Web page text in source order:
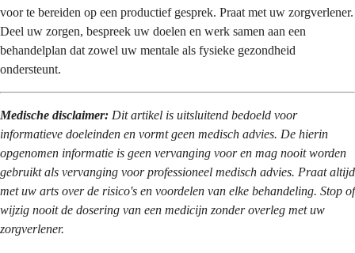
voor te bereiden op een productief gesprek. Praat met uw zorgverlener.
Deel uw zorgen, bespreek uw doelen en werk samen aan een
behandelplan dat zowel uw mentale als fysieke gezondheid
ondersteunt.
Medische disclaimer: Dit artikel is uitsluitend bedoeld voor
informatieve doeleinden en vormt geen medisch advies. De hierin
opgenomen informatie is geen vervanging voor en mag nooit worden
gebruikt als vervanging voor professioneel medisch advies. Praat altijd
met uw arts over de risico's en voordelen van elke behandeling. Stop of
wijzig nooit de dosering van een medicijn zonder overleg met uw
zorgverlener.